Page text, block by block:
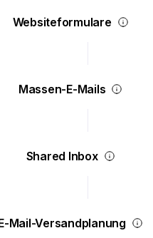
Websiteformulare
Massen-E-Mails
Shared Inbox
Mail-Versandplanung